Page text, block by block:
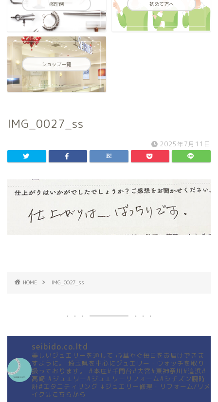
修理例 初めて方へ
ショップ一覧
IMG_0027_ss
2025年7月11日
HOME IMG_0027_ss
seibido.co.ltd
美しいジュエリーを通して 心華やぐ毎日をお届けできま
すように。
埼玉県を中心にジュエリー・ウォッチを取り
扱っております。
#本庄#千間台#大宮#東神奈川#追浜#
高崎 #ジュエリー#ジュエリーリフォーム#シチズン腕時
計#エタニティリング ↓ジュエリー修理・リフォーム/リメ
イクはこちらから